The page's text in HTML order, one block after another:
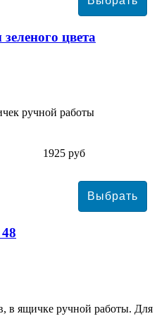
цвета
ручной работы
1925 руб
в ящичке ручной работы. Для